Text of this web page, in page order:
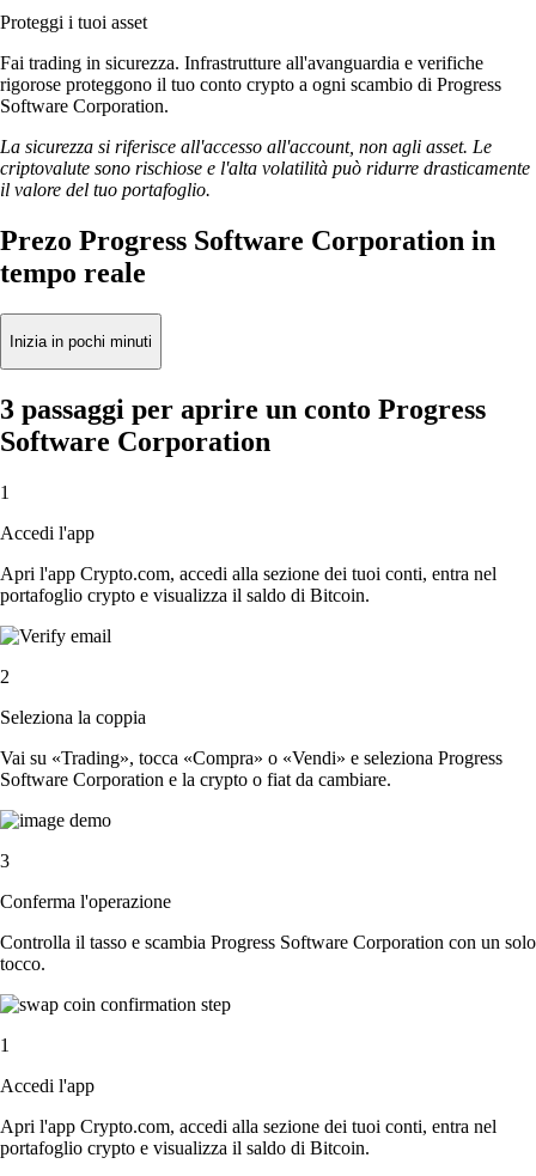
Proteggi i tuoi asset
Fai trading in sicurezza. Infrastrutture all'avanguardia e verifiche
rigorose proteggono il tuo conto crypto a ogni scambio di Progress
Software Corporation.
La sicurezza si riferisce all'accesso all'account, non agli asset. Le
criptovalute sono rischiose e l'alta volatilità può ridurre drasticamente
il valore del tuo portafoglio.
Prezo Progress Software Corporation in
tempo reale
Inizia in pochi minuti
3 passaggi per aprire un conto Progress
Software Corporation
1
Accedi l'app
Apri l'app Crypto.com, accedi alla sezione dei tuoi conti, entra nel
portafoglio crypto e visualizza il saldo di Bitcoin.
2
Seleziona la coppia
Vai su «Trading», tocca «Compra» o «Vendi» e seleziona Progress
Software Corporation e la crypto o fiat da cambiare.
3
Conferma l'operazione
Controlla il tasso e scambia Progress Software Corporation con un solo
tocco.
1
Accedi l'app
Apri l'app Crypto.com, accedi alla sezione dei tuoi conti, entra nel
portafoglio crypto e visualizza il saldo di Bitcoin.